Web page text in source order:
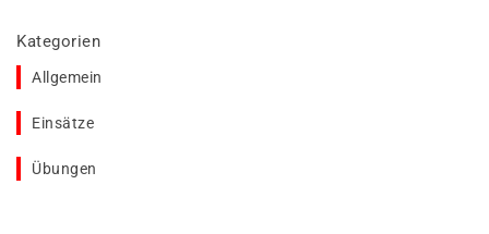
Kategorien
Allgemein
Einsätze
Übungen